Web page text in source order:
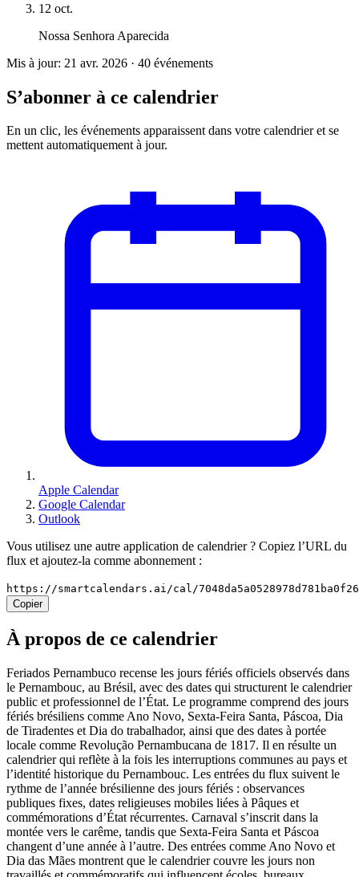
12 oct.
Nossa Senhora Aparecida
Mis à jour: 21 avr. 2026 · 40 événements
S’abonner à ce calendrier
En un clic, les événements apparaissent dans votre calendrier et se
mettent automatiquement à jour.
Apple Calendar
Google Calendar
Outlook
Vous utilisez une autre application de calendrier ? Copiez l’URL du
flux et ajoutez-la comme abonnement :
https://smartcalendars.ai/cal/
Copier
À propos de ce calendrier
Feriados Pernambuco recense les jours fériés officiels observés dans
le Pernambouc, au Brésil, avec des dates qui structurent le calendrier
public et professionnel de l’État. Le programme comprend des jours
fériés brésiliens comme Ano Novo, Sexta-Feira Santa, Páscoa, Dia
de Tiradentes et Dia do trabalhador, ainsi que des dates à portée
locale comme Revolução Pernambucana de 1817. Il en résulte un
calendrier qui reflète à la fois les interruptions communes au pays et
l’identité historique du Pernambouc. Les entrées du flux suivent le
rythme de l’année brésilienne des jours fériés : observances
publiques fixes, dates religieuses mobiles liées à Pâques et
commémorations d’État récurrentes. Carnaval s’inscrit dans la
montée vers le carême, tandis que Sexta-Feira Santa et Páscoa
changent d’une année à l’autre. Des entrées comme Ano Novo et
Dia das Mães montrent que le calendrier couvre les jours non